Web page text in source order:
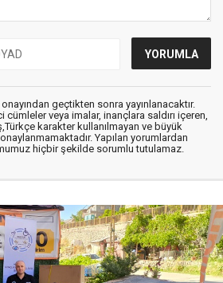
geçtikten sonra yayınlanacaktır.
veya imalar, inançlara saldırı içeren,
karakter kullanılmayan ve büyük
Yapılan yorumlardan
hiçbir şekilde sorumlu tutulamaz.